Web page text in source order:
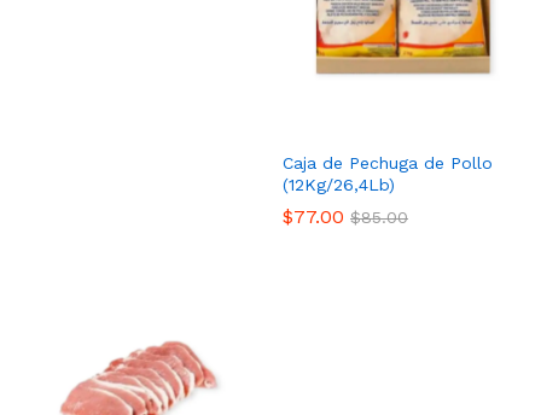
Caja de Pechuga de Pollo
(12Kg/26,4Lb)
$77.00 $85.00